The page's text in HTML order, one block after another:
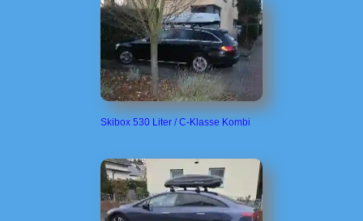
Skibox 530 Liter / C-Klasse Kombi